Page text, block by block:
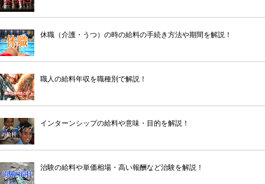
休職（介護・うつ）の時の給料の手続き方法や期間を解説！
職人の給料年収を職種別で解説！
インターンシップの給料や意味・目的を解説！
治験の給料や単価相場・高い報酬など治験を解説！